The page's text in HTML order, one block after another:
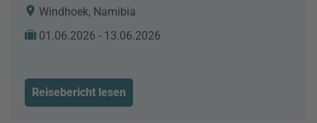
Windhoek, Namibia
01.06.2026 - 13.06.2026
Reisebericht lesen